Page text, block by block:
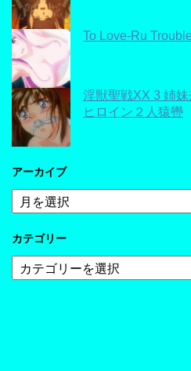
To Love-Ru
淫獣聖戦XX 3 姉
ヒロイン２人猿轡
アーカイブ
ア
ー
イ
カテゴリー
テ